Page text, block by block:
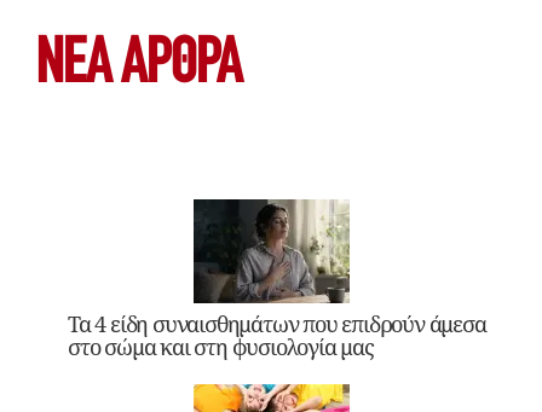
ΝΕΑ ΆΡΘΡΑ
Τα 4 είδη συναισθημάτων που επιδρούν άμεσα
στο σώμα και στη φυσιολογία μας